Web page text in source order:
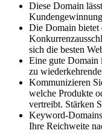
Diese Domain
Die Domain bietet
sich die besten
Eine gute Domain
zu
Kommunizieren
welche Produkte
vertreibt. Stärken
Keyword-
Ihre Reichweite